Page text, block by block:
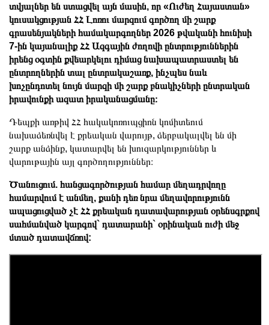
տվյալներ են ստացվել այն մասին, որ «Ուժեղ Հայաստան»
կուսակցության ՀՀ Լոռու մարզում գործող մի շարք
գրասենյակների համակարգողներ 2026 թվականի հունիսի
7-ին կայանալիք ՀՀ Ազգային ժողովի ընտրություններին
իրենց օգտին քվեարկելու դիմաց նախապատրաստել են
ընտրողներին տալ ընտրակաշառք, ինչպես նաև
խոչընդոտել նույն մարզի մի շարք բնակիչների ընտրական
իրավունքի ազատ իրականացմանը։
Դեպքի առթիվ ՀՀ հակակոռուպցիոն կոմիտեում
նախաձեռնվել է քրեական վարույթ, ձերբակալվել են մի
շարք անձինք, կատարվել են խուզարկություններ և
վարութային այլ գործողություններ։
Ծանուցում. հանցագործության համար մեղադրվողը
համարվում է անմեղ, քանի դեռ նրա մեղավորությունն
ապացուցված չէ ՀՀ քրեական դատավարության օրենսգրքով
սահմանված կարգով` դատարանի` օրինական ուժի մեջ
մտած դատավճռով: